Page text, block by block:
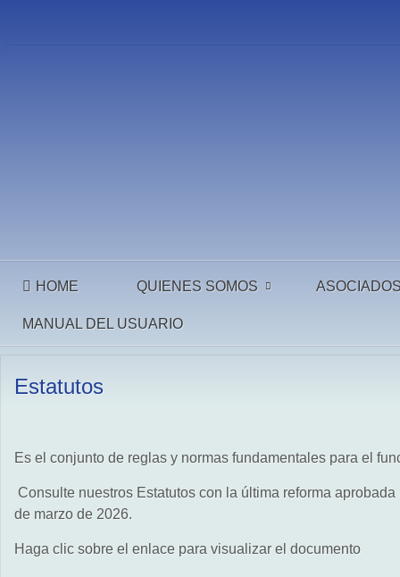
HOME QUIENES SOMOS
MANUAL DEL USUARIO
Estatutos
Es el conjunto de reglas y normas fundamentales para el
Consulte nuestros Estatutos con la última reforma
de marzo de 2026.
Haga clic sobre el enlace para visualizar el documento